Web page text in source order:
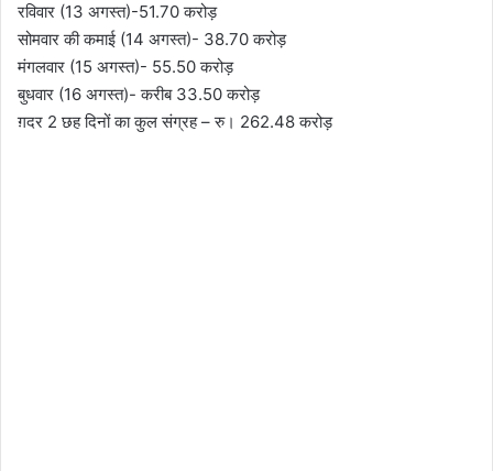
रविवार (13 अगस्त)-51.70 करोड़
सोमवार की कमाई (14 अगस्त)- 38.70 करोड़
मंगलवार (15 अगस्त)- 55.50 करोड़
बुधवार (16 अगस्त)- करीब 33.50 करोड़
ग़दर 2 छह दिनों का कुल संग्रह – रु। 262.48 करोड़